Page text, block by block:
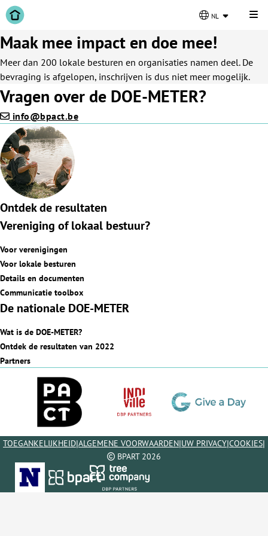
nl
Maak mee impact en doe mee!
Meer dan 200 lokale besturen en organisaties namen deel. De
bevraging is afgelopen, inschrijven is dus niet meer mogelijk.
Vragen over de DOE-METER?
info@bpact.be
Ontdek de resultaten
Vereniging of lokaal bestuur?
Voor verenigingen
Voor lokale besturen
Details en documenten
Communicatie toolbox
De nationale DOE-METER
Wat is de DOE-METER?
Ontdek de resultaten van 2022
Partners
TOEGANKELIJKHEID|ALGEMENE VOORWAARDEN|UW PRIVACY|COOKIES|
BPART 2026